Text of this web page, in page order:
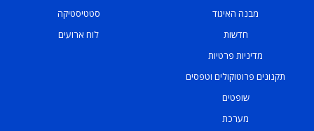
מבנה האיגוד
חדשות
מדיניות פרטיות
תקנונים פרוטוקולים וטפסים
שופטים
מערכת
סטטיסטיקה
לוח ארועים